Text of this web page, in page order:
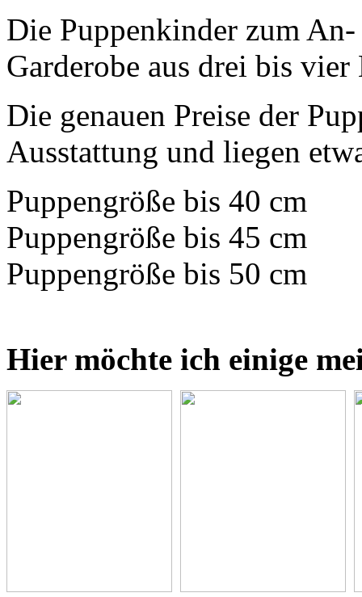
Die Puppenkinder zum
Garderobe aus drei bis
Die genauen Preise der
Ausstattung und liegen
Puppengröße bis 40 cm
Puppengröße bis 45 cm
Puppengröße bis 50 cm
Hier möchte ich einige